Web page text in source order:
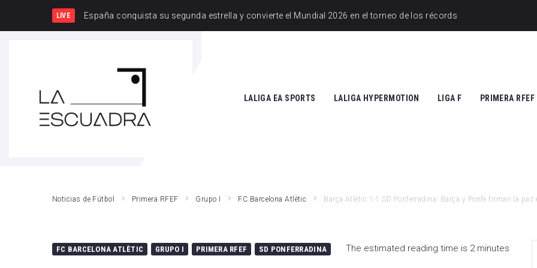
LIVE España y Francia,
LALIGA EA SPORTS
Rayo Vallecano
Girona FC
LALIGA HYPERMOTION
FC Andorra
Granada CF
LIGA F
SD Eibar
UD Granadilla
PRIMERA RFEF
Noticias de Fútbol Primera RFEF Grupo I FC Barcelona Atlètic Barça Atlètic 1-1 SD Ponferradina: Barça y Ponfe firman la paz
FC BARCELONA ATLÈTIC GRUPO I PRIMERA RFEF SD PONFERRADINA The estimated reading time is 2 minutes
SEARCH THIS WEBSITE